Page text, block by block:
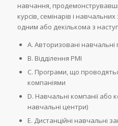
навчання,
курсів, семінарів і
одним або декількома з
A. Авторизовані навчальні
B. Відділення PMI
C. Програми, що
компаніями
D. Навчальні компанії або
навчальні центри)
E. Дистанційні навчальні